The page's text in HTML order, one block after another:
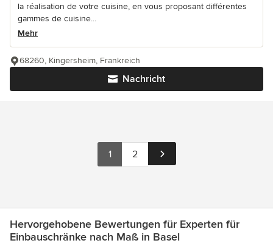
la réalisation de votre cuisine, en vous proposant différentes
gammes de cuisine...
Mehr
Nachricht
68260, Kingersheim, Frankreich
1 2
Hervorgehobene Bewertungen für Experten für
Einbauschränke nach Maß in Basel